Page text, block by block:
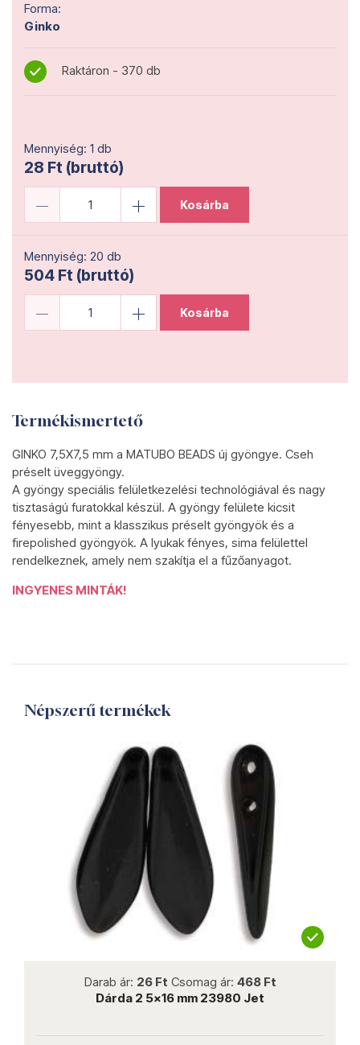
Forma:
Ginko
Raktáron - 370 db
Mennyiség: 1 db
28 Ft (bruttó)
Kosárba
Mennyiség: 20 db
504 Ft (bruttó)
Kosárba
Termékismertető
GINKO 7,5X7,5 mm a MATUBO BEADS új gyöngye. Cseh
préselt üveggyöngy.
A gyöngy speciális felületkezelési technológiával és nagy
tisztaságú furatokkal készül. A gyöngy felülete kicsit
fényesebb, mint a klasszikus préselt gyöngyök és a
firepolished gyöngyök. A lyukak fényes, sima felülettel
rendelkeznek, amely nem szakítja el a fűzőanyagot.
INGYENES MINTÁK!
Népszerű termékek
Darab ár: 26 Ft Csomag ár: 468 Ft
Dárda 2 5x16 mm 23980 Jet